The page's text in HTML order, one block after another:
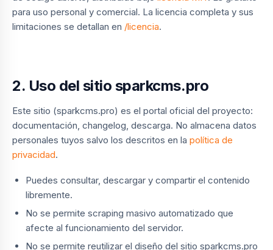
para uso personal y comercial. La licencia completa y sus
limitaciones se detallan en /licencia.
2. Uso del sitio sparkcms.pro
Este sitio (sparkcms.pro) es el portal oficial del proyecto:
documentación, changelog, descarga. No almacena datos
personales tuyos salvo los descritos en la política de
privacidad.
Puedes consultar, descargar y compartir el contenido
libremente.
No se permite scraping masivo automatizado que
afecte al funcionamiento del servidor.
No se permite reutilizar el diseño del sitio sparkcms.pro